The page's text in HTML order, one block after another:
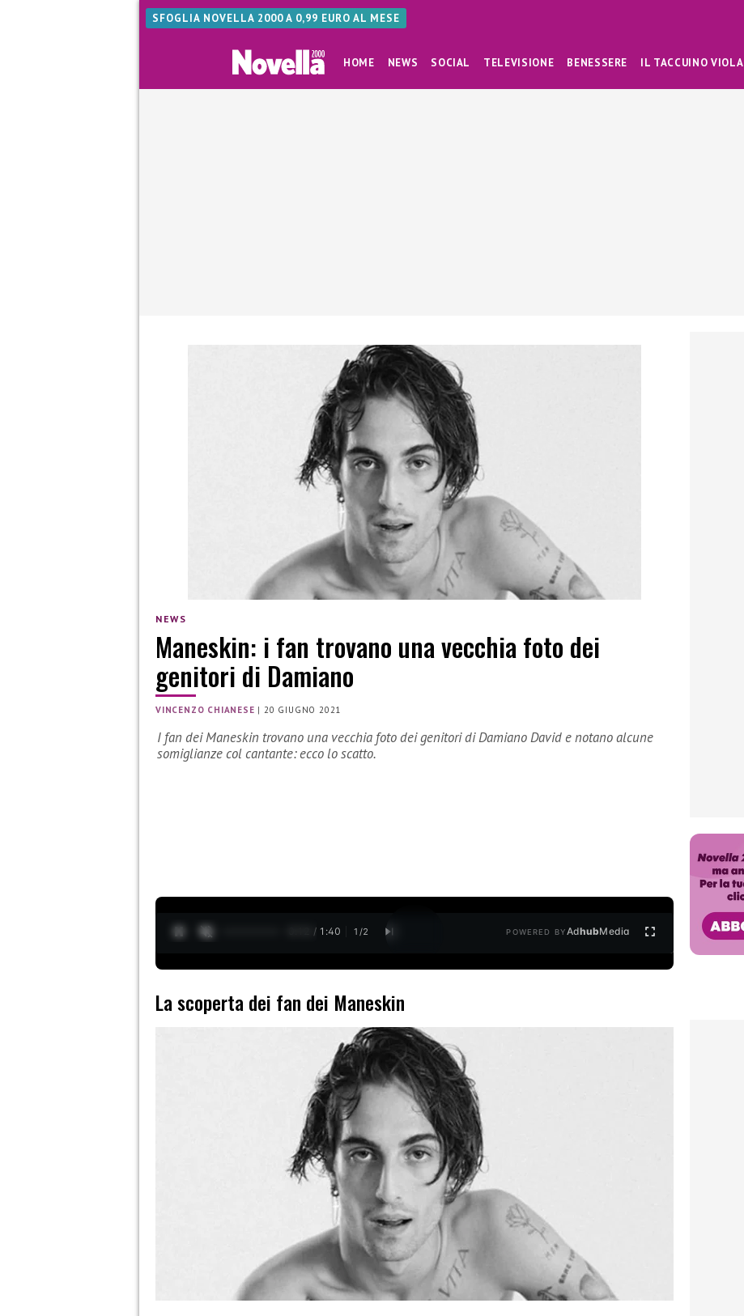
SFOGLIA NOVELLA 2000 A 0,99 EURO AL MESE
HOME NEWS SOCIAL TELEVISIONE BENESSERE IL TACCUINO VIOLA
NEWS
Maneskin: i fan trovano una vecchia foto dei
genitori di Damiano
VINCENZO CHIANESE |20 GIUGNO 2021
I fan dei Maneskin trovano una vecchia foto dei genitori di Damiano David e notano alcune
somiglianze col cantante: ecco lo scatto.
0:13 / 1:40 1 /2 POWERED BYAdhubMedia
La scoperta dei fan dei Maneskin